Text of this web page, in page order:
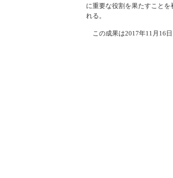
に重要な役割を果たすこと
れる。
この成果は2017年11月16